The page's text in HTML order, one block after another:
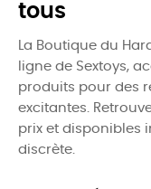
tous
La Boutique du
ligne de Sextoys,
produits pour des
excitantes.
prix et disponibles
discrète.